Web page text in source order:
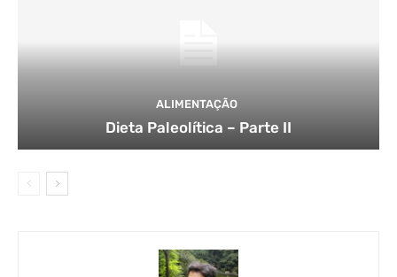
ALIMENTAÇÃO
Dieta Paleolítica – Parte II